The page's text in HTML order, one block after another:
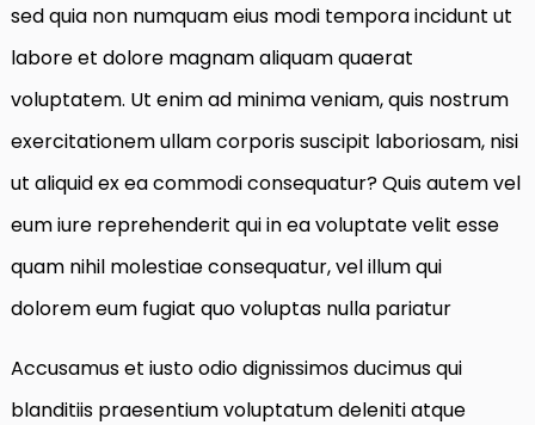
sed quia non numquam eius modi tempora incidunt ut
labore et dolore magnam aliquam quaerat
voluptatem. Ut enim ad minima veniam, quis nostrum
exercitationem ullam corporis suscipit laboriosam, nisi
ut aliquid ex ea commodi consequatur? Quis autem vel
eum iure reprehenderit qui in ea voluptate velit esse
quam nihil molestiae consequatur, vel illum qui
dolorem eum fugiat quo voluptas nulla pariatur
Accusamus et iusto odio dignissimos ducimus qui
blanditiis praesentium voluptatum deleniti atque